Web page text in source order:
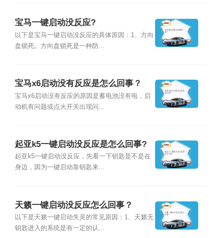
宝马一键启动没反应?
以下是宝马一键启动没反应的具体原因：1、方向
盘锁死。方向盘锁死是一种防...
宝马x6启动没有反应是怎么回事？
宝马x6启动没有反应的原因是蓄电池没有电，启
动机有问题或点火开关出现问...
起亚k5一键启动没反应是怎么回事?
起亚k5一键启动没反应，先看一下钥匙是不是在
身边，因为一键启动靠钥匙来...
天籁一键启动没反应怎么回事？
以下是天籁一键启动失灵的常见原因：1、天籁无
钥匙进入的系统是有一定的认...